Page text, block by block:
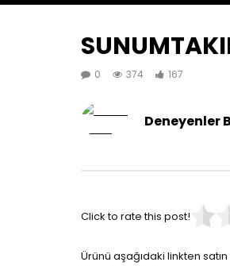
0 374 167
Deneyenler
Click to rate this post!
Ürünü aşağıdaki linkten